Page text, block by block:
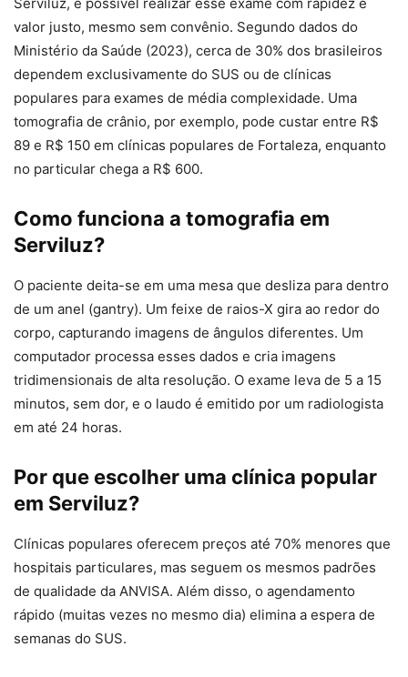
valor justo, mesmo sem convênio. Segundo dados do
Ministério da Saúde (2023), cerca de 30% dos brasileiros
dependem exclusivamente do SUS ou de clínicas
populares para exames de média complexidade. Uma
tomografia de crânio, por exemplo, pode custar entre R$
89 e R$ 150 em clínicas populares de Fortaleza, enquanto
no particular chega a R$ 600.
Como funciona a tomografia em
Serviluz?
O paciente deita-se em uma mesa que desliza para dentro
de um anel (gantry). Um feixe de raios-X gira ao redor do
corpo, capturando imagens de ângulos diferentes. Um
computador processa esses dados e cria imagens
tridimensionais de alta resolução. O exame leva de 5 a 15
minutos, sem dor, e o laudo é emitido por um radiologista
em até 24 horas.
Por que escolher uma clínica popular
em Serviluz?
Clínicas populares oferecem preços até 70% menores que
hospitais particulares, mas seguem os mesmos padrões
de qualidade da ANVISA. Além disso, o agendamento
rápido (muitas vezes no mesmo dia) elimina a espera de
semanas do SUS.